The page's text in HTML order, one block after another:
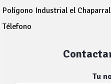
Polígono Industrial el
Télefono
Tu